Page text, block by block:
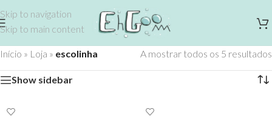
Skip to navigation
Skip to main content
Início » Loja » escolinha A mostrar todos os 5 resultados
Show sidebar